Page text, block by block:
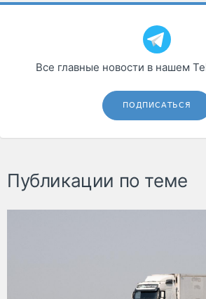
Все главные новости в нашем
ПОДПИСАТЬСЯ
Публикации по теме